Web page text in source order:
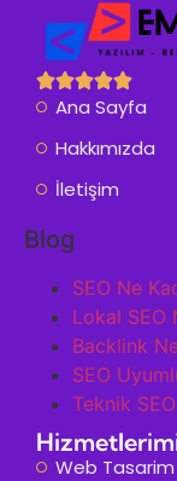
Ana Sayfa
Hakkımızda
İletişim
Blog
SEO Ne
Lokal SEO
Backlink
SEO
Teknik
Web Tasarim